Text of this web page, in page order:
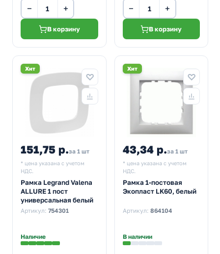
− +
В корзину
− +
В корзину
Хит
151,75 р.за 1 шт
* цена указана с учетом
НДС.
Рамка Legrand Valena
ALLURE 1 пост
универсальная белый
Артикул: 754301
Наличие
Хит
43,34 р.за 1 шт
* цена указана с учетом
НДС.
Рамка 1-постовая
Экопласт LK60, белый
Артикул: 864104
В наличии